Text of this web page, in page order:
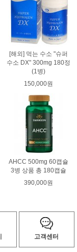
[해외] 먹는 수소 "슈퍼
수소 DX" 300mg 180정
(1병)
150,000원
AHCC 500mg 60캡슐
3병 상품 총 180캡슐
390,000원
고객센터